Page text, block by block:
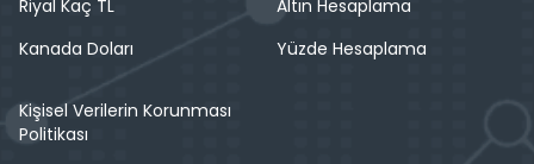
Riyal Kaç TL
Kanada Doları
Altın Hesaplama
Yüzde Hesaplama
Kişisel Verilerin Korunması
Politikası